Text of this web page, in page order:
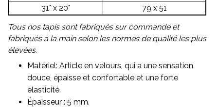
31" x 20"
79 x 51
Tous nos tapis sont fabriqués sur commande et
fabriqués à la main selon les normes de qualité les plus
élevées.
Matériel: Article en velours, qui a une sensation
douce, épaisse et confortable et une forte
élasticité.
Épaisseur : 5 mm.